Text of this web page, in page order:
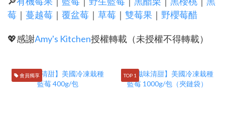
莓 ｜ 蔓越莓 ｜ 覆盆莓 ｜ 草莓 ｜ 雙莓果 ｜ 野櫻莓醋
💖感謝Amy's Kitchen授權轉載（未授權不得轉載）
會員獨享 TOP 1